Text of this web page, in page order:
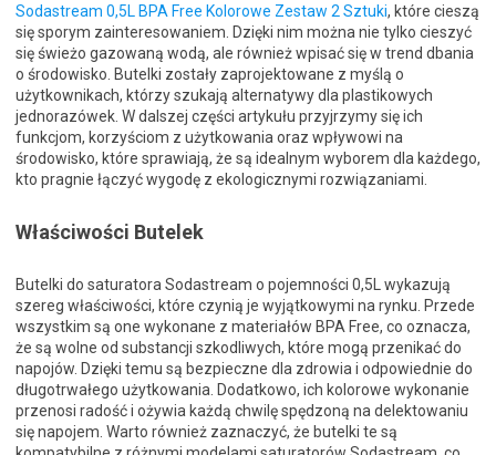
Sodastream 0,5L BPA Free Kolorowe Zestaw 2 Sztuki, które cieszą
się sporym zainteresowaniem. Dzięki nim można nie tylko cieszyć
się świeżo gazowaną wodą, ale również wpisać się w trend dbania
o środowisko. Butelki zostały zaprojektowane z myślą o
użytkownikach, którzy szukają alternatywy dla plastikowych
jednorazówek. W dalszej części artykułu przyjrzymy się ich
funkcjom, korzyściom z użytkowania oraz wpływowi na
środowisko, które sprawiają, że są idealnym wyborem dla każdego,
kto pragnie łączyć wygodę z ekologicznymi rozwiązaniami.
Właściwości Butelek
Butelki do saturatora Sodastream o pojemności 0,5L wykazują
szereg właściwości, które czynią je wyjątkowymi na rynku. Przede
wszystkim są one wykonane z materiałów BPA Free, co oznacza,
że są wolne od substancji szkodliwych, które mogą przenikać do
napojów. Dzięki temu są bezpieczne dla zdrowia i odpowiednie do
długotrwałego użytkowania. Dodatkowo, ich kolorowe wykonanie
przenosi radość i ożywia każdą chwilę spędzoną na delektowaniu
się napojem. Warto również zaznaczyć, że butelki te są